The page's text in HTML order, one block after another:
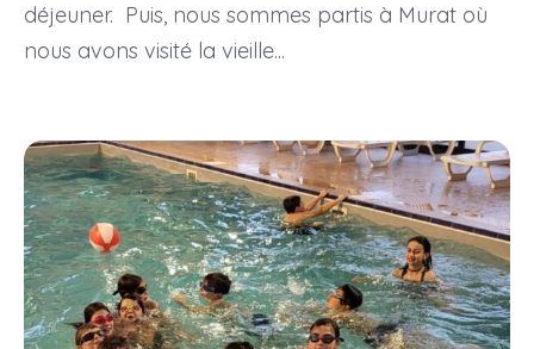
déjeuner. Puis, nous sommes partis à Murat où
nous avons visité la vieille...